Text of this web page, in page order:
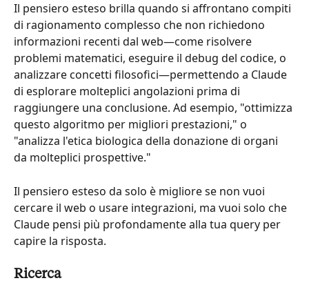
Il pensiero esteso brilla quando si affrontano compiti
di ragionamento complesso che non richiedono
informazioni recenti dal web—come risolvere
problemi matematici, eseguire il debug del codice, o
analizzare concetti filosofici—permettendo a Claude
di esplorare molteplici angolazioni prima di
raggiungere una conclusione. Ad esempio, "ottimizza
questo algoritmo per migliori prestazioni," o
"analizza l'etica biologica della donazione di organi
da molteplici prospettive."
Il pensiero esteso da solo è migliore se non vuoi
cercare il web o usare integrazioni, ma vuoi solo che
Claude pensi più profondamente alla tua query per
capire la risposta.
Ricerca